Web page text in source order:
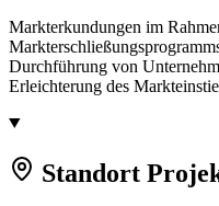
Markterkundungen im
Durchführung von
Erleichterung des
Standort